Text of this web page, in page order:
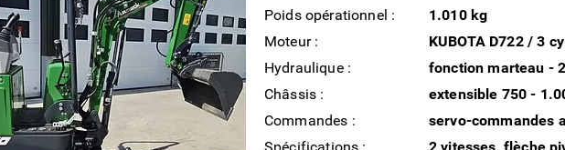
Poids opérationnel :
1.010 kg
Moteur :
KUBOTA D722 / 3
Hydraulique :
fonction marteau -
Châssis :
extensible 750 -
Commandes :
servo-commandes